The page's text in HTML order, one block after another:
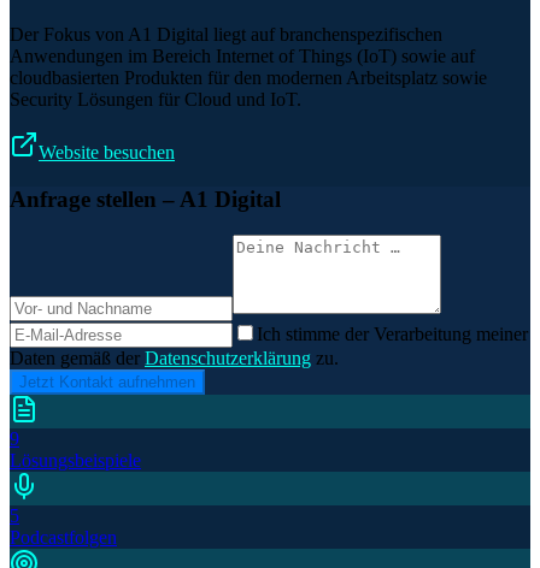
Der Fokus von A1 Digital liegt auf branchenspezifischen
Anwendungen im Bereich Internet of Things (IoT) sowie auf
cloudbasierten Produkten für den modernen Arbeitsplatz sowie
Security Lösungen für Cloud und IoT.
Website besuchen
Anfrage stellen – A1 Digital
Ich stimme der Verarbeitung meiner
Daten gemäß der Datenschutzerklärung zu.
Jetzt Kontakt aufnehmen
9
Lösungsbeispiele
5
Podcastfolgen